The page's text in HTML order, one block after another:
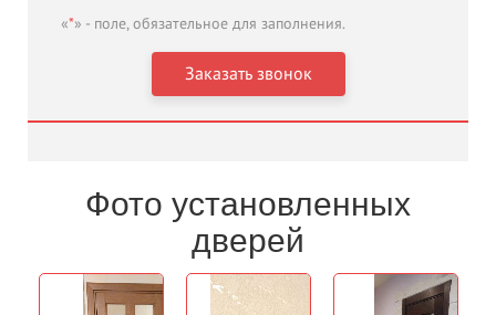
«*» - поле, обязательное для заполнения.
Фото установленных
дверей